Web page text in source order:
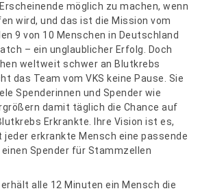
möglich zu machen, wenn
wird, und das ist die Mission vom
9 von 10 Menschen in Deutschland
– ein unglaublicher Erfolg. Doch
weltweit schwer an Blutkrebs
das Team vom VKS keine Pause. Sie
Spenderinnen und Spender wie
damit täglich die Chance auf
Erkrankte. Ihre Vision ist es,
jeder erkrankte Mensch eine passende
Spender für Stammzellen
alle 12 Minuten ein Mensch die